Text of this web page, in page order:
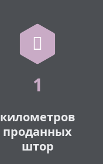
1
километров
проданных
штор